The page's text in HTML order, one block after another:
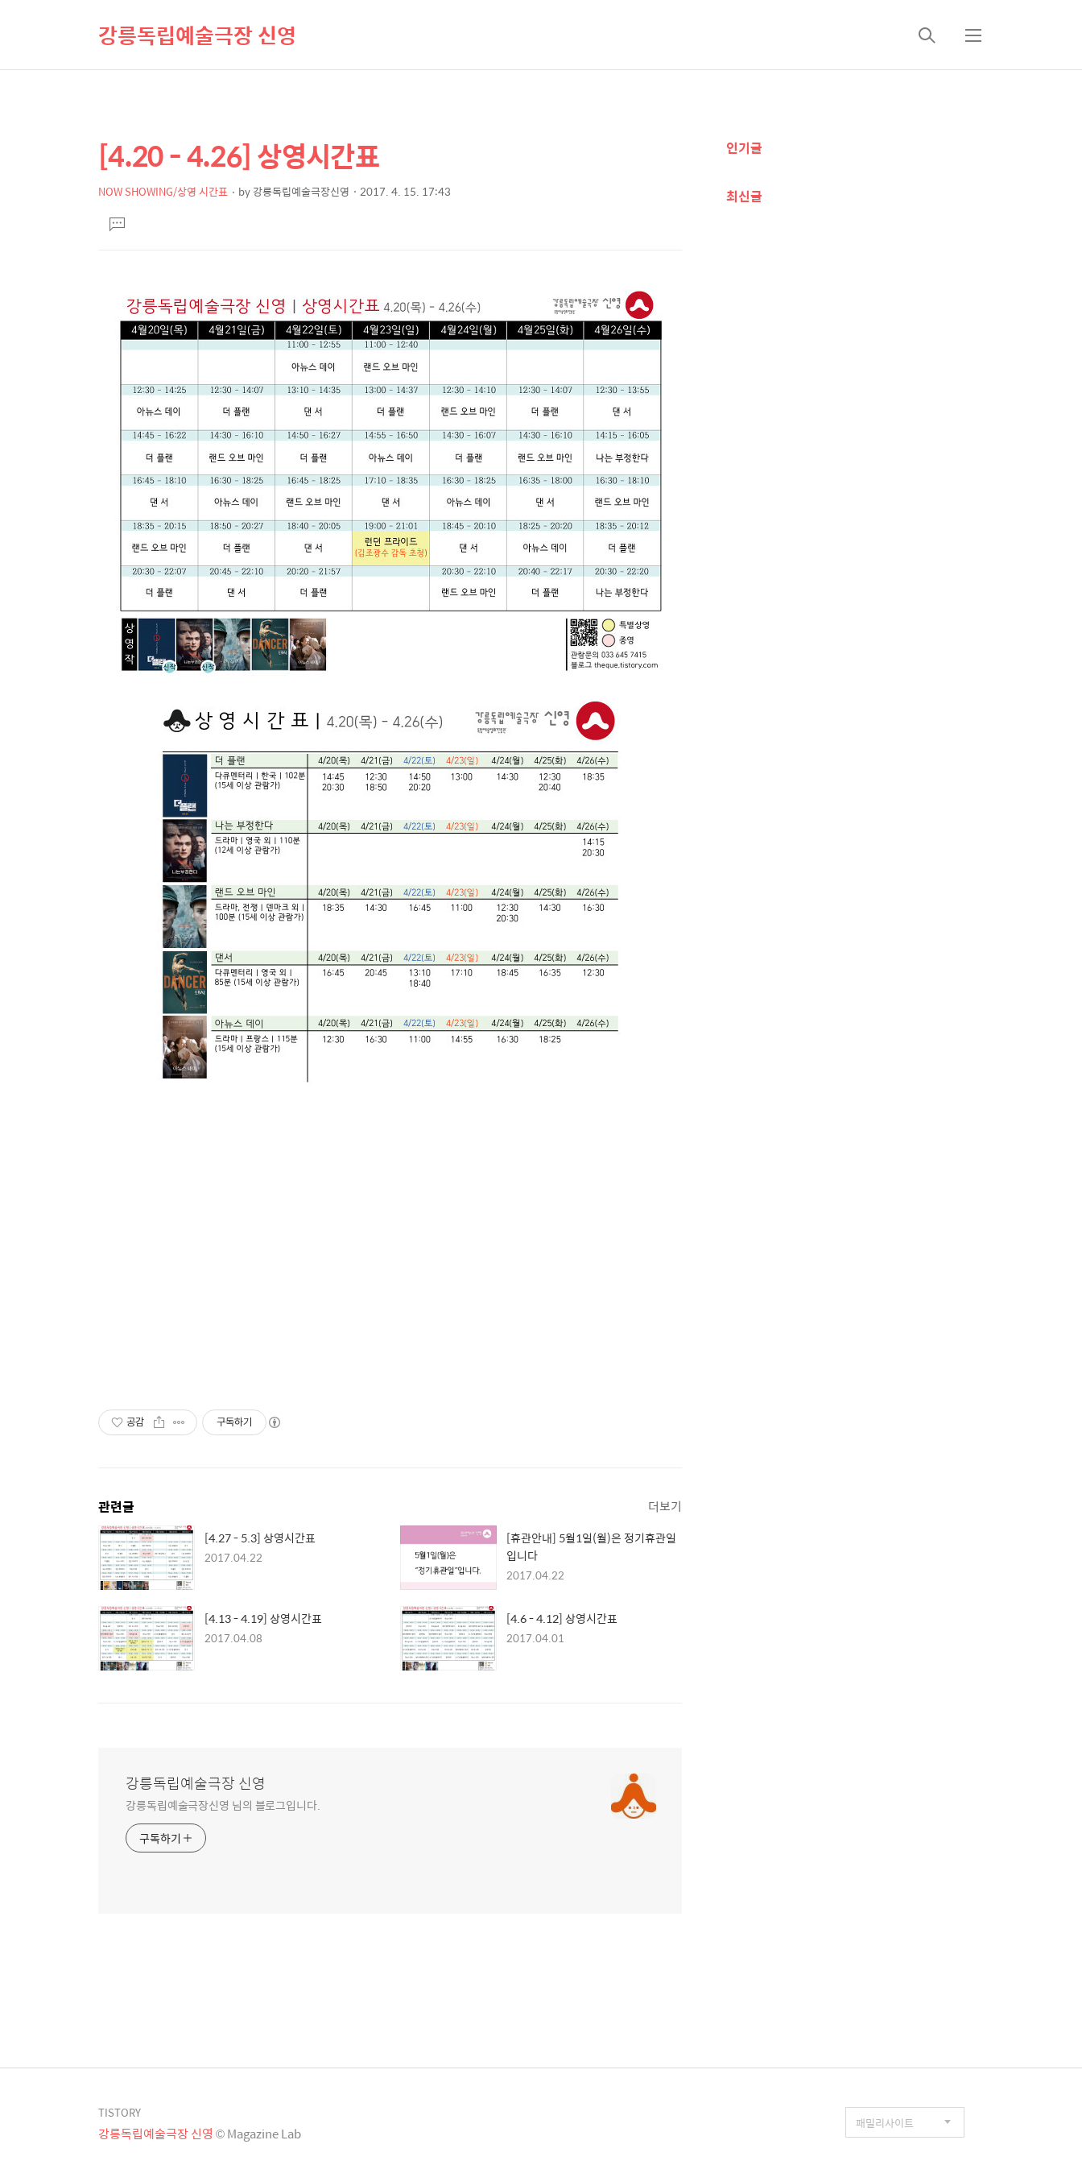
강릉독립예술극장 신영
검
메
상
세
컨
텐
본
문
제
[4.20 - 4.26] 상영시간표
NOW SHOWING/상영 시간표 by강릉독립예술극장신영 2017. 4. 15. 17:43
문댓
글
공감 구독하기
관련글 더보기
[4.27 - 5.3] 상영시간표
2017.04.22
[휴관안내] 5월1일(월)은 정기휴관일
입니다
2017.04.22
[4.13 - 4.19] 상영시간표
2017.04.08
[4.6 - 4.12] 상영시간표
2017.04.01
강릉독립예술극장 신영
강릉독립예술극장신영 님의 블로그입니다.
구독하기
추
정
인기글
최신글
TISTORY
강릉독립예술극장 신영 © Magazine Lab